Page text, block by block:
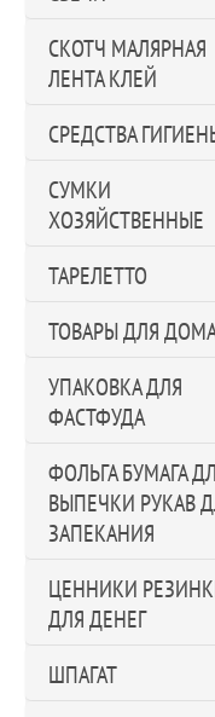
СКОТЧ МАЛЯРНАЯ
ЛЕНТА КЛЕЙ
СРЕДСТВА
СУМКИ
ХОЗЯЙСТВЕННЫЕ
ТАРЕЛЕТТО
ТОВАРЫ ДЛЯ
УПАКОВКА ДЛЯ
ФАСТФУДА
ФОЛЬГА БУМАГА
ВЫПЕЧКИ РУКАВ
ЗАПЕКАНИЯ
ЦЕННИКИ
ДЛЯ ДЕНЕГ
ШПАГАТ